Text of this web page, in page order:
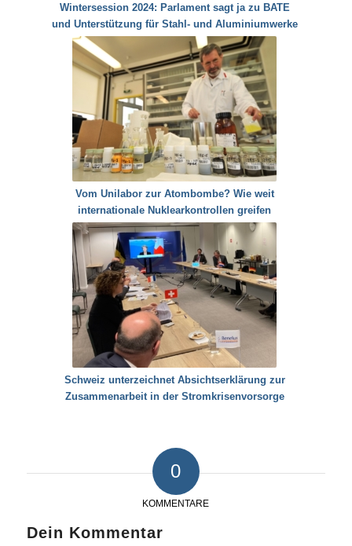
Wintersession 2024: Parlament sagt ja zu BATE
und Unterstützung für Stahl- und Aluminiumwerke
Vom Unilabor zur Atombombe? Wie weit
internationale Nuklearkontrollen greifen
Schweiz unterzeichnet Absichtserklärung zur
Zusammenarbeit in der Stromkrisenvorsorge
0
KOMMENTARE
Dein Kommentar